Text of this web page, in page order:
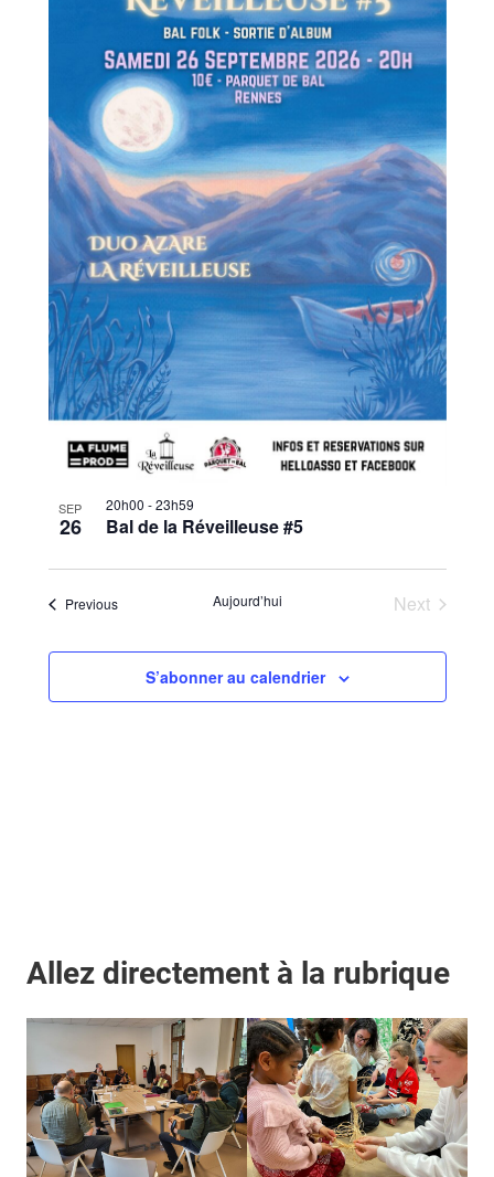
SEP
26
20h00 -23h59
Bal de la Réveilleuse #5
PreviousÉvènements Aujourd’hui
Next
S’abonner au calendrier
Allez directement à la rubrique